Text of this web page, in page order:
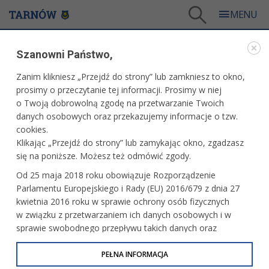
XXVIII Międzynarodowy Festiwal Muzyki Odnalezionej
WARTO ZOBACZYĆ
XXVIII MIĘDZYNARODOWY FESTIWAL MUZYKI
ODNALEZIONEJ
29.08.2021, 19:40 fot. Paweł Topolski
Szanowni Państwo,
Zanim klikniesz „Przejdź do strony” lub zamkniesz to okno,
prosimy o przeczytanie tej informacji. Prosimy w niej
o Twoją dobrowolną zgodę na przetwarzanie Twoich
danych osobowych oraz przekazujemy informacje o tzw.
cookies.
Klikając „Przejdź do strony” lub zamykając okno, zgadzasz
się na poniższe. Możesz też odmówić zgody.
Od 25 maja 2018 roku obowiązuje Rozporządzenie
Parlamentu Europejskiego i Rady (EU) 2016/679 z dnia 27
kwietnia 2016 roku w sprawie ochrony osób fizycznych
w związku z przetwarzaniem ich danych osobowych i w
sprawie swobodnego przepływu takich danych oraz
uchylenia dyrektywy 95/46/WE (określane jako RODO, GDPR
lub Ogólne Rozporządzenie o Ochronie Danych
PEŁNA INFORMACJA